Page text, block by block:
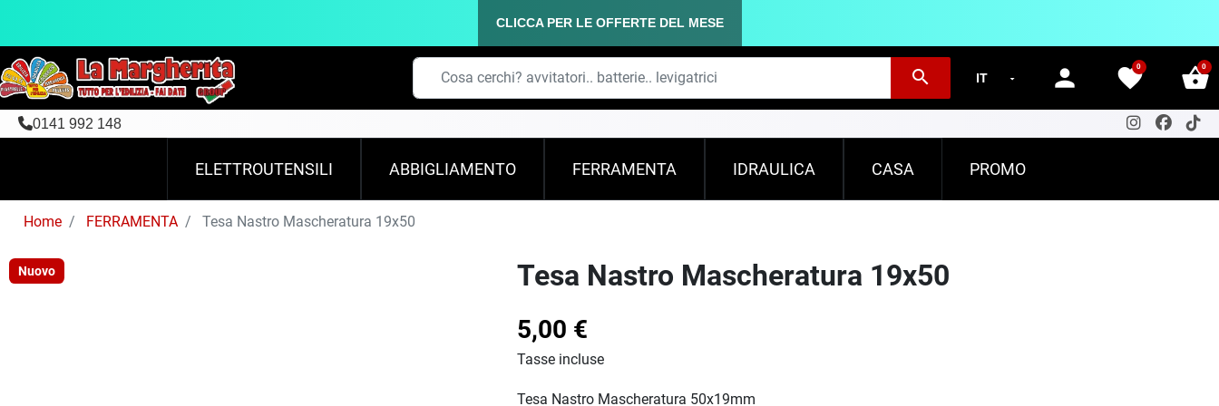
CLICCA PER LE OFFERTE DEL MESE
search person favorite
0 shopping_basket
0
0141 992 148
ELETTROUTENSILI ABBIGLIAMENTO FERRAMENTA IDRAULICA CASA PROMO
Home FERRAMENTA Tesa Nastro Mascheratura 19x50
Nuovo Tesa Nastro Mascheratura 19x50
5,00 €
Tasse incluse
Tesa Nastro Mascheratura 50x19mm